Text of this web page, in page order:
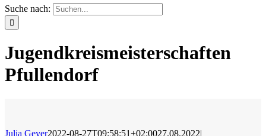
Suche nach:
Jugendkreismeisterschaften
Pfullendorf
Julia Geyer2022-08-27T09:58:51+02:0027.08.2022|